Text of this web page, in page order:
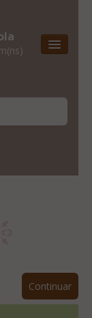
Continuar